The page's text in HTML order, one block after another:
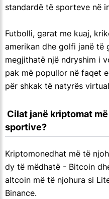
standardë të sporteve në
Futbolli, garat me kuaj,
amerikan dhe golfi janë të
megjithatë një ndryshim i
pak më popullor në faqet
për shkak të natyrës
sportive?
Kriptomonedhat më të
dy të mëdhatë - Bitcoin
altcoin më të njohura si
Binance.